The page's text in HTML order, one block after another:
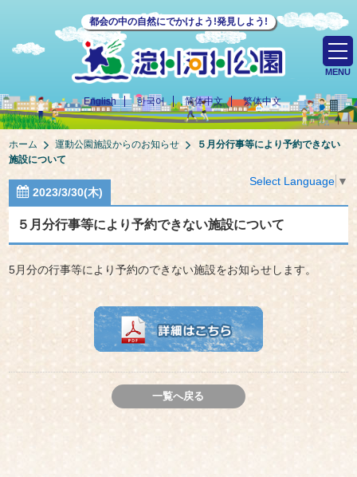
都会の中の自然にでかけよう!発見しよう!
English 한국어 简体中文 繁体中文
MENU
ホーム 運動公園施設からのお知らせ
５月分行事等により予約できない
施設について
Select Language ▼
2023/3/30(木)
５月分行事等により予約できない施設について
5月分の行事等により予約のできない施設をお知らせします。
一覧へ戻る